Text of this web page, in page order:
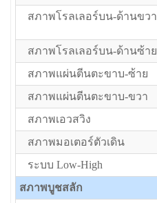
สภาพโรลเลอร์บน-ด้านขวา
สภาพโรลเลอร์บน-ด้านซ้าย
สภาพแผ่นตีนตะขาบ-ซ้าย
สภาพแผ่นตีนตะขาบ-ขวา
สภาพเอวสวิง
สภาพมอเตอร์ตัวเดิน
ระบบ Low-High
สภาพบูชสลัก